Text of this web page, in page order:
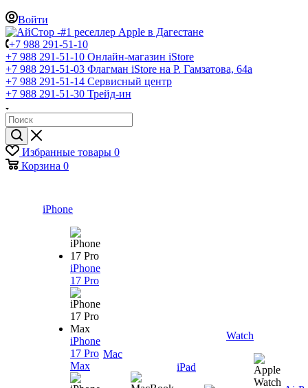
Войти
+7 988 291-51-10
+7 988 291-51-10 Онлайн-магазин iStore
+7 988 291-51-03 Флагман iStore на Р. Гамзатова, 64а
+7 988 291-51-14 Сервисный центр
+7 988 291-51-30 Трейд-ин
Избранные товары 0
Корзина 0
iPhone
iPhone
17 Pro
iPhone
17 Pro
Max
Mac
iPad
Watch